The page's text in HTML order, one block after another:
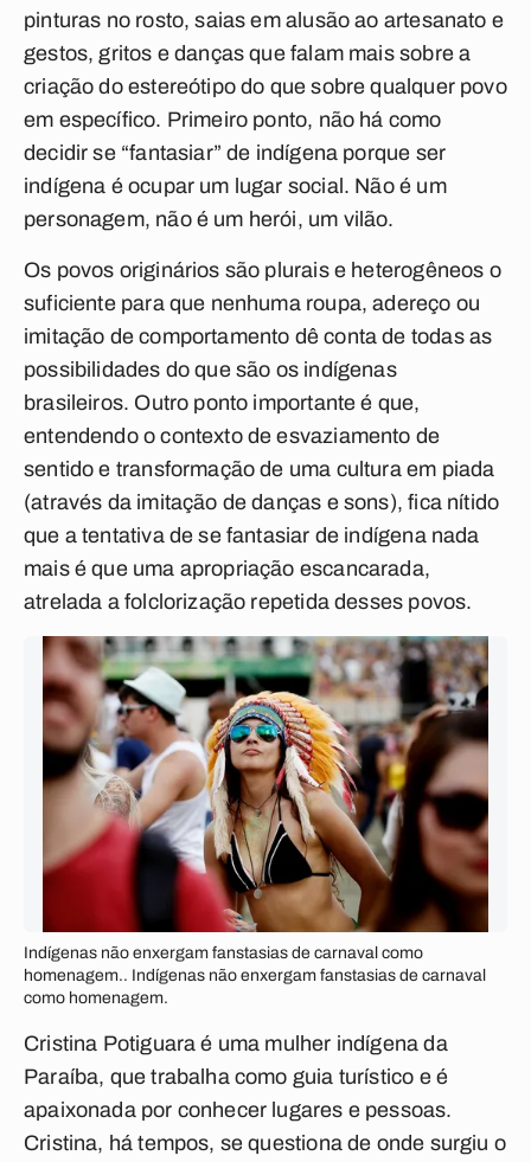
pinturas no rosto, saias em alusão ao artesanato e
gestos, gritos e danças que falam mais sobre a
criação do estereótipo do que sobre qualquer povo
em específico. Primeiro ponto, não há como
decidir se “fantasiar” de indígena porque ser
indígena é ocupar um lugar social. Não é um
personagem, não é um herói, um vilão.
Os povos originários são plurais e heterogêneos o
suficiente para que nenhuma roupa, adereço ou
imitação de comportamento dê conta de todas as
possibilidades do que são os indígenas
brasileiros. Outro ponto importante é que,
entendendo o contexto de esvaziamento de
sentido e transformação de uma cultura em piada
(através da imitação de danças e sons), fica nítido
que a tentativa de se fantasiar de indígena nada
mais é que uma apropriação escancarada,
atrelada a folclorização repetida desses povos.
Indígenas não enxergam fanstasias de carnaval como
homenagem.. Indígenas não enxergam fanstasias de carnaval
como homenagem.
Cristina Potiguara é uma mulher indígena da
Paraíba, que trabalha como guia turístico e é
apaixonada por conhecer lugares e pessoas.
Cristina, há tempos, se questiona de onde surgiu o